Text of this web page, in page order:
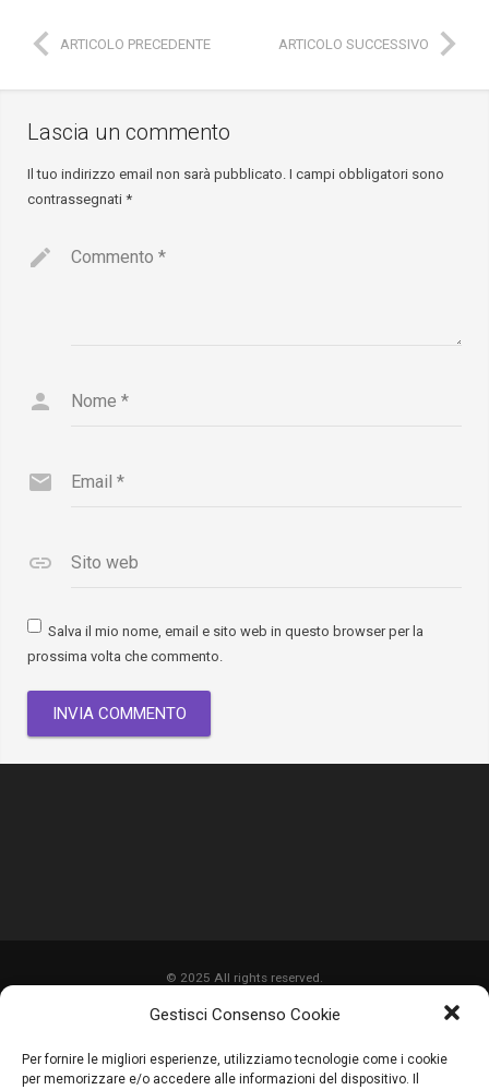
Gestisci Consenso Cookie
Per fornire le migliori esperienze, utilizziamo tecnologie come i cookie
per memorizzare e/o accedere alle informazioni del dispositivo. Il
ARTICOLO PRECEDENTE ARTICOLO SUCCESSIVO
Lascia un commento
Il tuo indirizzo email non sarà pubblicato. I campi obbligatori sono
contrassegnati *
Commento *
Nome *
Email *
Sito web
Salva il mio nome, email e sito web in questo browser per la
prossima volta che commento.
© 2025 All rights reserved.
CHI SIAMO